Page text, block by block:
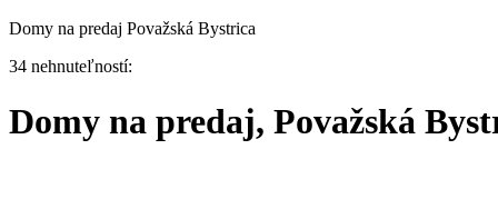
Domy na predaj Považská Bystrica
34 nehnuteľností:
Domy na predaj, Považská